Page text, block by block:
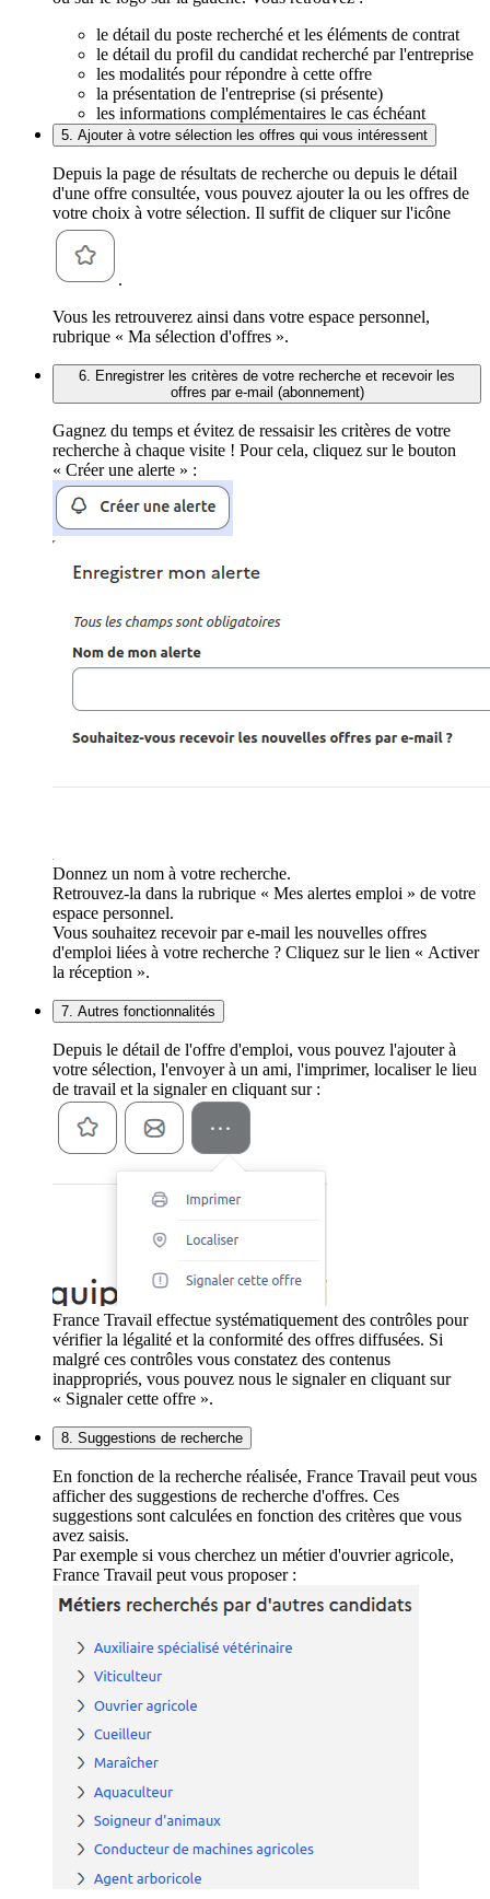
le détail du poste recherché et les éléments de contrat
le détail du profil du candidat recherché par l'entreprise
les modalités pour répondre à cette offre
la présentation de l'entreprise (si présente)
les informations complémentaires le cas échéant
5. Ajouter à votre sélection les offres qui vous intéressent
Depuis la page de résultats de recherche ou depuis le détail
d'une offre consultée, vous pouvez ajouter la ou les offres de
votre choix à votre sélection. Il suffit de cliquer sur l'icône
.
Vous les retrouverez ainsi dans votre espace personnel,
rubrique « Ma sélection d'offres ».
6. Enregistrer les critères de votre recherche et recevoir les
offres par e-mail (abonnement)
Gagnez du temps et évitez de ressaisir les critères de votre
recherche à chaque visite ! Pour cela, cliquez sur le bouton
« Créer une alerte » :
Donnez un nom à votre recherche.
Retrouvez-la dans la rubrique « Mes alertes emploi » de votre
espace personnel.
Vous souhaitez recevoir par e-mail les nouvelles offres
d'emploi liées à votre recherche ? Cliquez sur le lien « Activer
la réception ».
7. Autres fonctionnalités
Depuis le détail de l'offre d'emploi, vous pouvez l'ajouter à
votre sélection, l'envoyer à un ami, l'imprimer, localiser le lieu
de travail et la signaler en cliquant sur :
France Travail effectue systématiquement des contrôles pour
vérifier la légalité et la conformité des offres diffusées. Si
malgré ces contrôles vous constatez des contenus
inappropriés, vous pouvez nous le signaler en cliquant sur
« Signaler cette offre ».
8. Suggestions de recherche
En fonction de la recherche réalisée, France Travail peut vous
afficher des suggestions de recherche d'offres. Ces
suggestions sont calculées en fonction des critères que vous
avez saisis.
Par exemple si vous cherchez un métier d'ouvrier agricole,
France Travail peut vous proposer :